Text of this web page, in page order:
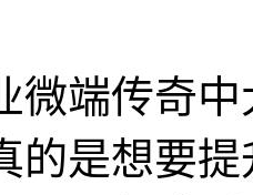
微端传奇
的是想要